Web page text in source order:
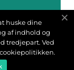
huske dine
af indhold og
tredjepart. Ved